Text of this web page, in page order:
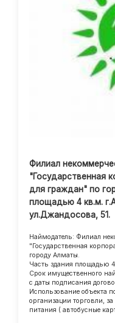
Филиал
"Государственная
для граждан" по
площадью 4 кв.м.
ул.Джандосова, 51.
Наймодатель: Филиал
"Государственная
городу Алматы.
Часть здания площадью
Срок имущественного
с даты подписания
Использование объекта
организации торговли,
питания ( автобусные